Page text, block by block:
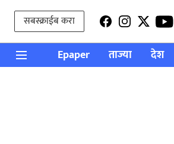
सबस्क्राईब करा
Epaper ताज्या देश